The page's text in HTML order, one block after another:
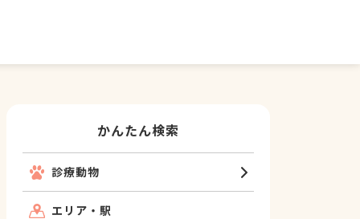
かんたん検索
診療動物
エリア・駅